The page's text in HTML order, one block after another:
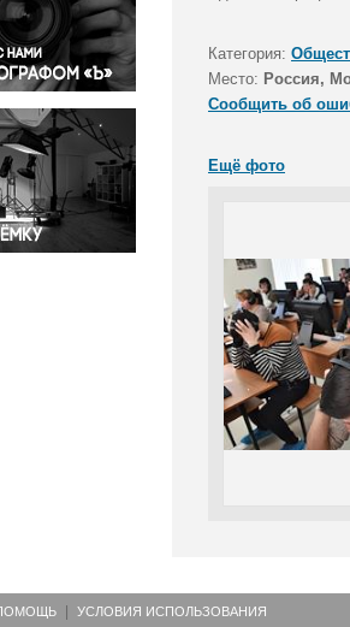
и конфликты
и бизнес
Категория:
Место: Россия,
Сообщить об
Ещё фото
УСЛОВИЯ ИСПОЛЬЗОВАНИЯ